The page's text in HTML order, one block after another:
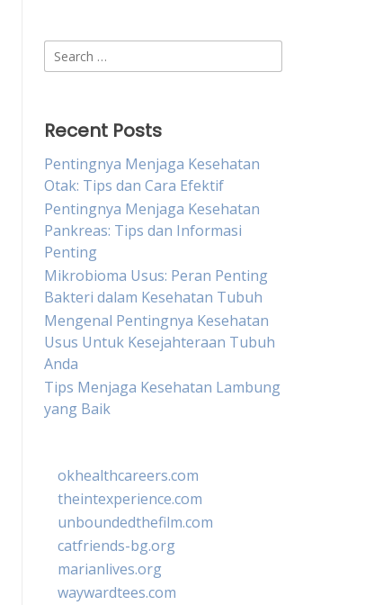
Search
for:
Recent Posts
Pentingnya Menjaga Kesehatan
Otak: Tips dan Cara Efektif
Pentingnya Menjaga Kesehatan
Pankreas: Tips dan Informasi
Penting
Mikrobioma Usus: Peran Penting
Bakteri dalam Kesehatan Tubuh
Mengenal Pentingnya Kesehatan
Usus Untuk Kesejahteraan Tubuh
Anda
Tips Menjaga Kesehatan Lambung
yang Baik
okhealthcareers.com
theintexperience.com
unboundedthefilm.com
catfriends-bg.org
marianlives.org
waywardtees.com